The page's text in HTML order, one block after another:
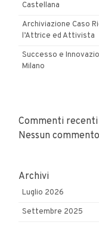
Castellana
Archiviazione Caso
l’Attrice ed Attivista
Successo e
Milano
Commenti recenti
Nessun
Archivi
Luglio 2026
Settembre 2025